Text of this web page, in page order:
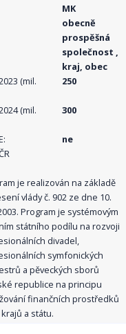
MK
obecně
prospěšná
společnost ,
kraj, obec
(mil.
250
(mil.
300
ne
je realizován na základě
vlády č. 902 ze dne 10.
Program je systémovým
státního podílu na rozvoji
divadel,
symfonických
a pěveckých sborů
republice na principu
finančních prostředků
a státu.